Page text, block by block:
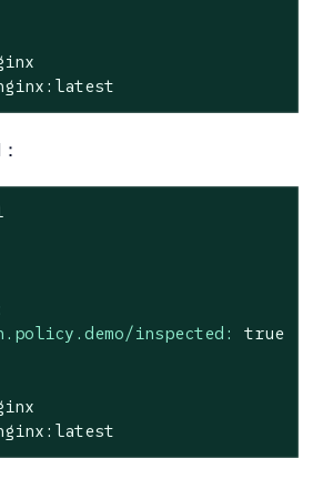
inspected:
true